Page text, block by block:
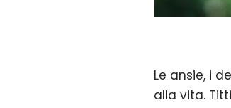
Le ansie, i
alla vita.